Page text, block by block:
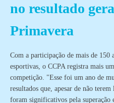
no resultado
Primavera
Com a participação de mais de 150
esportivas, o CCPA registra mais
competição. "Esse foi um ano de
resultados que, apesar de não
foram significativos pela superação